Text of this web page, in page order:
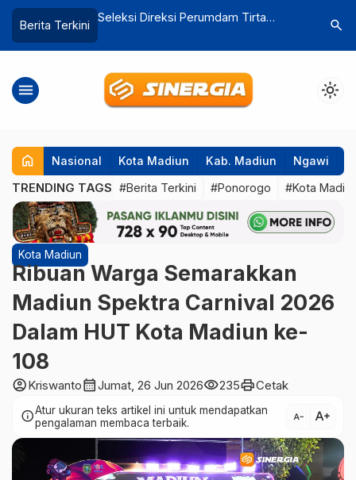
Berita Terkini
Wawancara
Bakal Ada Kejutan Yang Baru di PSC,
Longsor
Cepat
search
menu light_mode
home Nasional Kota Madiun Kab. Madiun Ngawi
TRENDING TAGS #Berita Terkini #Ponorogo #Kota
Kota Madiun
Ribuan Warga Semarakkan
Madiun Spektra Carnival 2026
Dalam HUT Kota Madiun ke-
108
account_circleKriswantocalendar_monthJumat, 26 Jun 2026visibility235printCetak
infoAtur ukuran teks artikel ini untuk mendapatkan
pengalaman membaca terbaik.
text_decrease text_increase